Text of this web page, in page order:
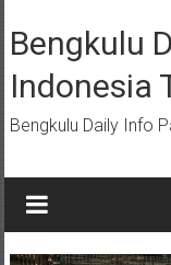
ke
konten
Bengkulu
Indonesia
Bengkulu Daily Info